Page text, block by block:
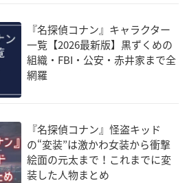
『名探偵コナン』キャラクター
一覧【2026最新版】黒ずくめの
組織・FBI・公安・赤井家まで全
網羅
『名探偵コナン』怪盗キッド
の“変装”は激かわ女装から衝撃
絵面の元太まで！これまでに変
装した人物まとめ